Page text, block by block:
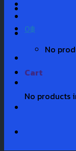
0฿
No
Cart
No products